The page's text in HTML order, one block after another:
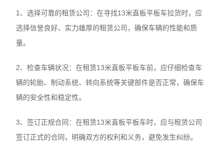
1、选择可靠的租赁公司：在寻找13米直板平板车拉货时，应
选择信誉良好、实力雄厚的租赁公司，确保车辆的性能和质
量。
2、检查车辆状况：在租赁13米直板平板车前，应仔细检查车
辆的轮胎、制动系统、转向系统等关键部件是否正常，确保车
辆的安全性和稳定性。
3、签订正规合同：在租赁13米直板平板车时，应与租赁公司
签订正式的合同，明确双方的权利和义务，避免发生纠纷。